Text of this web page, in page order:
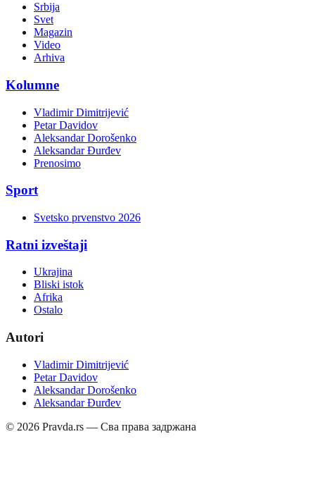
Srbija
Svet
Magazin
Video
Arhiva
Kolumne
Vladimir Dimitrijević
Petar Davidov
Aleksandar Dorošenko
Aleksandar Đurđev
Prenosimo
Sport
Svetsko prvenstvo 2026
Ratni izveštaji
Ukrajina
Bliski istok
Afrika
Ostalo
Autori
Vladimir Dimitrijević
Petar Davidov
Aleksandar Dorošenko
Aleksandar Đurđev
© 2026 Pravda.rs — Сва права задржана